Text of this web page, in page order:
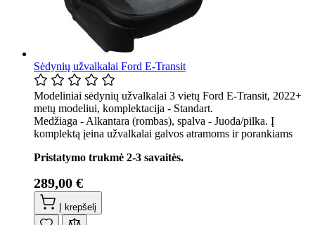
Sėdynių užvalkalai Ford E-Transit
Modeliniai sėdynių užvalkalai 3 vietų Ford E-Transit, 2022+
metų modeliui, komplektacija - Standart.
Medžiaga - Alkantara (rombas), spalva - Juoda/pilka. Į
komplektą įeina užvalkalai galvos atramoms ir porankiams
Pristatymo trukmė 2-3 savaitės.
289,00 €
Į krepšelį